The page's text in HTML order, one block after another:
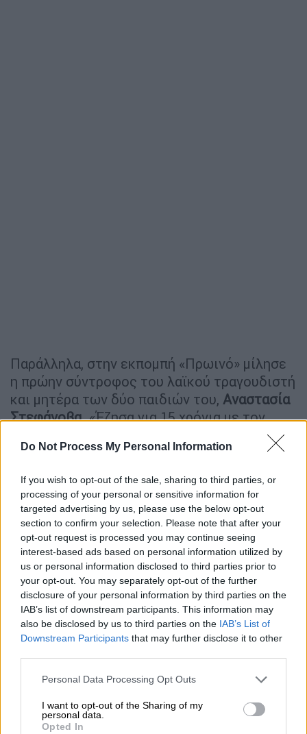
Do Not Process My Personal Information
If you wish to opt-out of the sale, sharing to third parties, or
processing of your personal or sensitive information for
targeted advertising by us, please use the below opt-out
section to confirm your selection. Please note that after your
opt-out request is processed you may continue seeing
interest-based ads based on personal information utilized by
us or personal information disclosed to third parties prior to
your opt-out. You may separately opt-out of the further
disclosure of your personal information by third parties on the
IAB’s list of downstream participants. This information may
also be disclosed by us to third parties on the IAB’s List of
Downstream Participants that may further disclose it to other
Please note that this website/app uses one or more Google
not limited to your visit or usage behaviour. You may click to
grant or deny consent to Google and its third-party tags to
Personal Data Processing Opt Outs
I want to opt-out of the Sharing of my
personal data.
Opted In
Παράλληλα, στην εκπομπή «Πρωινό» μίλησε
η πρώην σύντροφος του λαϊκού τραγουδιστή
και μητέρα των δύο παιδιών του, Αναστασία
Στεφάνοβα. «Έζησα για 15 χρόνια με τον
αθόρυβα, χωρίς να καταλάβει κανείς τίποτα.
άλλο, γιατί συνέβησαν και με εμένα ακριβώς
τα ίδια πράγματα» είπε και συνέχισε: «είναι
άλλος ο Θέμης Αδαμαντίδης ο τραγουδιστής,
και άλλος ο Θέμης ο Αδαμαντίδης ο
σύντροφος, ο πατέρας. Όταν κλείνει η πόρτα
του σπιτιού, συμβαίνουν άσχημα πράγματα».
Μετά το τέλος του βίντεο, ηΦαίη Σκορδά
εμφανώς σοκαρισμένη, σχολίασε: «Πάντα
μέσα μου αισθανόμουν, όπως και σε άλλες
περιπτώσεις που είχαν πάει να του κάνουν
επίθεση, πως, όταν ένας άνθρωπος έχει ένα
αναγνώριζα μία ευαισθησία, αυτή η